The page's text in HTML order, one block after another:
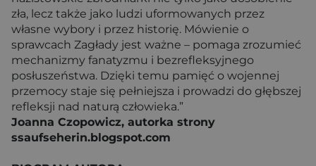
zła, lecz także jako ludzi uformowanych przez
własne wybory i przez historię. Mówienie o
sprawcach Zagłady jest ważne – pomaga zrozumieć
mechanizmy fanatyzmu i bezrefleksyjnego
posłuszeństwa. Dzięki temu pamięć o wojennej
przemocy staje się pełniejsza i prowadzi do głębszej
refleksji nad naturą człowieka.”
Joanna Czopowicz, autorka strony
ssaufseherin.blogspot.com